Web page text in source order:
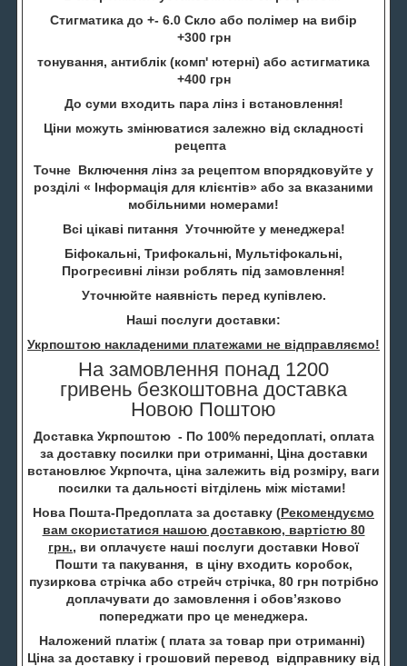
Стигматика до +- 6.0 Скло або полімер на вибір
+300 грн
тонування, антиблік (комп' ютерні) або астигматика
+400 грн
До суми входить пара лінз і встановлення!
Ціни можуть змінюватися залежно від складності
рецепта
Точне Включення лінз за рецептом впорядковуйте у
розділі « Інформація для клієнтів» або за вказаними
мобільними номерами!
Всі цікаві питання Уточнюйте у менеджера!
Біфокальні, Трифокальні, Мультіфокальні,
Прогресивні лінзи роблять під замовлення!
Уточнюйте наявність перед купівлею.
Наші послуги доставки:
Укрпоштою накладеними платежами не відправляємо!
На замовлення понад 1200
гривень безкоштовна доставка
Новою Поштою
Доставка Укрпоштою - По 100% передоплаті, оплата
за доставку посилки при отриманні, Ціна доставки
встановлює Укрпочта, ціна залежить від розміру, ваги
посилки та дальності вітділень між містами!
Нова Пошта-Предоплата за доставку (Рекомендуємо
вам скористатися нашою доставкою, вартістю 80
грн., ви оплачуєте наші послуги доставки Нової
Пошти та пакування, в ціну входить коробок,
пузиркова стрічка або стрейч стрічка, 80 грн потрібно
доплачувати до замовлення і обов’язково
попереджати про це менеджера.
Наложений платіж ( плата за товар при отриманні)
Ціна за доставку і грошовий перевод відправнику від